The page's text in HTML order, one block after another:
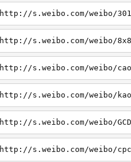
http://s.weibo.com/weibo/301
http://s.weibo.com/weibo/8x8
http://s.weibo.com/weibo/cao
http://s.weibo.com/weibo/kao
http://s.weibo.com/weibo/GCD
http://s.weibo.com/weibo/cpc